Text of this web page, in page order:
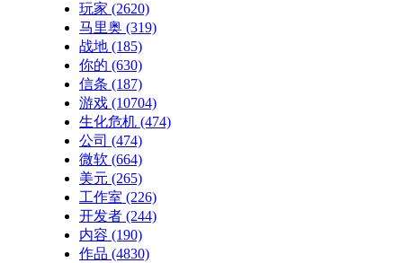
玩家 (2620)
马里奥 (319)
战地 (185)
你的 (630)
信条 (187)
游戏 (10704)
生化危机 (474)
公司 (474)
微软 (664)
美元 (265)
工作室 (226)
开发者 (244)
内容 (190)
作品 (4830)